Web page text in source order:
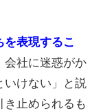
を表現するこ
会社に迷惑がか
いけない」と説
止められるも